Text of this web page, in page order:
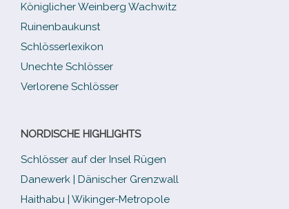
Königlicher Weinberg Wachwitz
Ruinenbaukunst
Schlösserlexikon
Unechte Schlösser
Verlorene Schlösser
NORDISCHE HIGHLIGHTS
Schlösser auf der Insel Rügen
Danewerk | Dänischer Grenzwall
Haithabu | Wikinger-Metropole